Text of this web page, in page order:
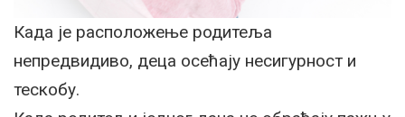
Када је расположење родитеља
непредвидиво, деца осећају несигурност и
тескобу.